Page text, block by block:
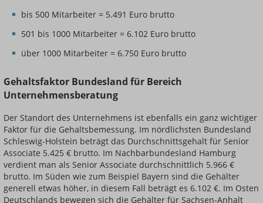
bis 500 Mitarbeiter = 5.491 Euro brutto
501 bis 1000 Mitarbeiter = 6.102 Euro brutto
über 1000 Mitarbeiter = 6.750 Euro brutto
Gehaltsfaktor Bundesland für Bereich
Unternehmensberatung
Der Standort des Unternehmens ist ebenfalls ein ganz wichtiger
Faktor für die Gehaltsbemessung. Im nördlichsten Bundesland
Schleswig-Holstein beträgt das Durchschnittsgehalt für Senior
Associate 5.425 € brutto. Im Nachbarbundesland Hamburg
verdient man als Senior Associate durchschnittlich 5.966 €
brutto. Im Süden wie zum Beispiel Bayern sind die Gehälter
generell etwas höher, in diesem Fall beträgt es 6.102 €. Im Osten
Deutschlands bewegen sich die Gehälter für Sachsen-Anhalt